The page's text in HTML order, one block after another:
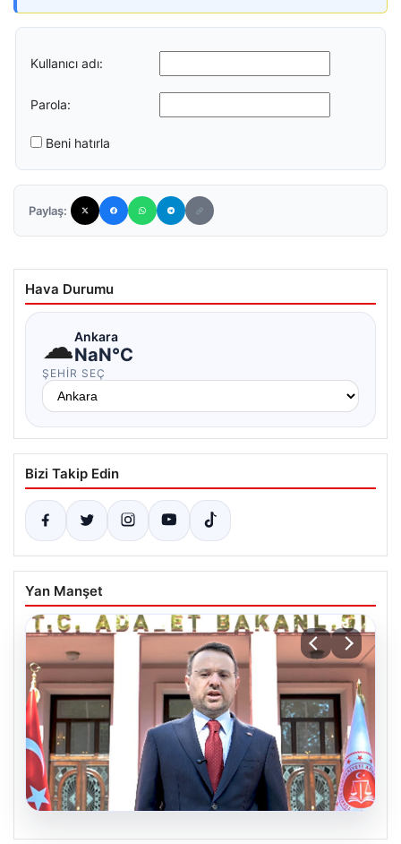
Kullanıcı adı:
Parola:
Beni hatırla
Paylaş:
Hava Durumu
☁Ankara
NaN°C
ŞEHIR SEÇ
Bizi Takip Edin
Yan Manşet
06.08.2026